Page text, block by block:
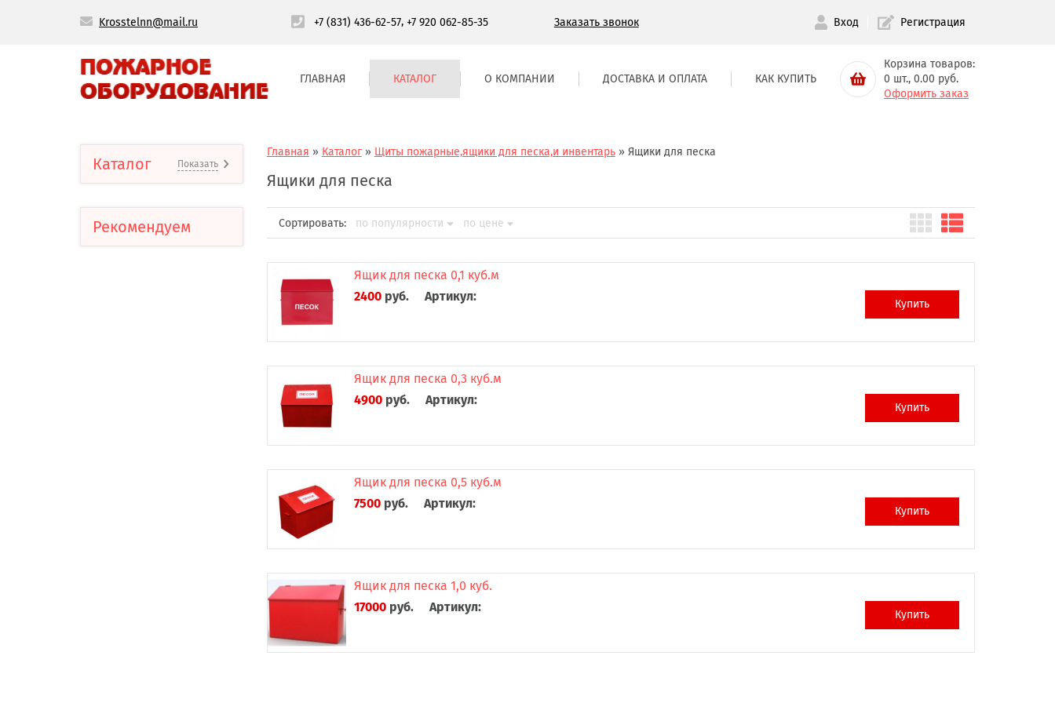
Krosstelnn@mail.ru +7 (831) 436-62-57, +7 920 062-85-35 Заказать звонок Вход Регистрация
ГЛАВНАЯ КАТАЛОГ О КОМПАНИИ ДОСТАВКА И ОПЛАТА КАК КУПИТЬ
Корзина товаров:
0 шт., 0.00 руб.
Оформить заказ
Каталог Показать
Рекомендуем
Главная » Каталог» Щиты пожарные,ящики для песка,и инвентарь» Ящики для песка
Ящики для песка
Сортировать: по популярности по цене
Ящик для песка 0,1 куб.м
2400 руб. Артикул: Купить
Ящик для песка 0,3 куб.м
4900 руб. Артикул: Купить
Ящик для песка 0,5 куб.м
7500 руб. Артикул: Купить
Ящик для песка 1,0 куб.
17000 руб. Артикул: Купить